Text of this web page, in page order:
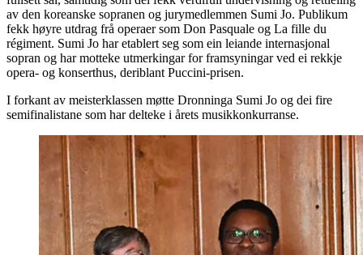
av den koreanske sopranen og jurymedlemmen Sumi Jo. Publikum
fekk høyre utdrag frå operaer som Don Pasquale og La fille du
régiment. Sumi Jo har etablert seg som ein leiande internasjonal
sopran og har motteke utmerkingar for framsyningar ved ei rekkje
opera- og konserthus, deriblant Puccini-prisen.
I forkant av meisterklassen møtte Dronninga Sumi Jo og dei fire
semifinalistane som har delteke i årets musikkonkurranse.